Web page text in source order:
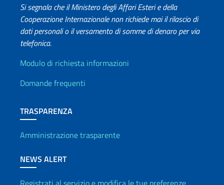
Si segnala che il Ministero degli Affari Esteri e della
Cooperazione Internazionale non richiede mai il rilascio di
dati personali o il versamento di somme di denaro per via
telefonica.
Info utili
Modulo di richiesta informazioni
Domande frequenti
TRASPARENZA
Amministrazione trasparente
NEWS ALERT